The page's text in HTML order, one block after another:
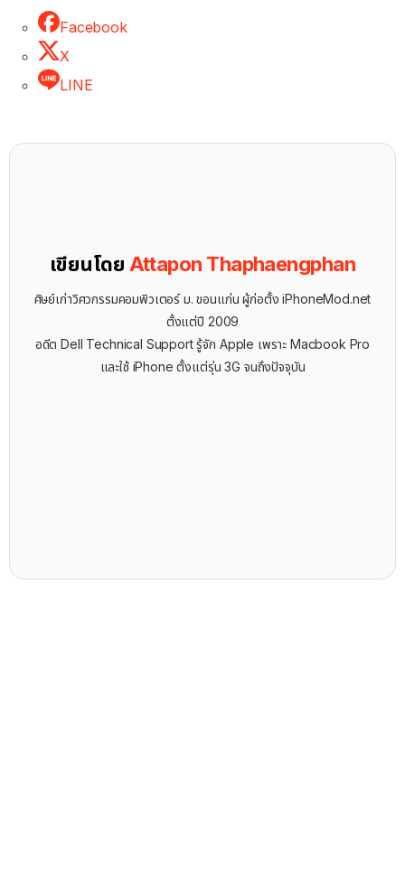
Facebook
X
LINE
เขียนโดย Attapon Thaphaengphan
ศิษย์เก่าวิศวกรรมคอมพิวเตอร์ ม. ขอนแก่น ผู้ก่อตั้ง iPhoneMod.net
ตั้งแต่ปี 2009
อดีต Dell Technical Support รู้จัก ​Apple เพราะ Macbook Pro
และใช้ iPhone ตั้งแต่รุ่น 3G จนถึงปัจจุบัน